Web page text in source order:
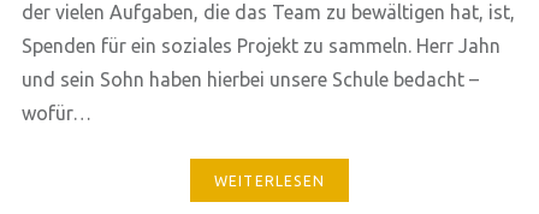
der vielen Aufgaben, die das Team zu bewältigen hat, ist,
Spenden für ein soziales Projekt zu sammeln. Herr Jahn
und sein Sohn haben hierbei unsere Schule bedacht –
wofür…
WEITERLESEN